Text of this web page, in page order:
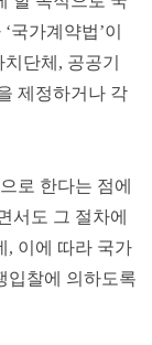
가계약법’이
단체, 공공기
제정하거나 각
로 한다는 점에
서도 그 절차에
, 이에 따라 국가
입찰에 의하도록